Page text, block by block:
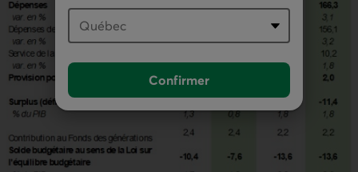
Confirmer